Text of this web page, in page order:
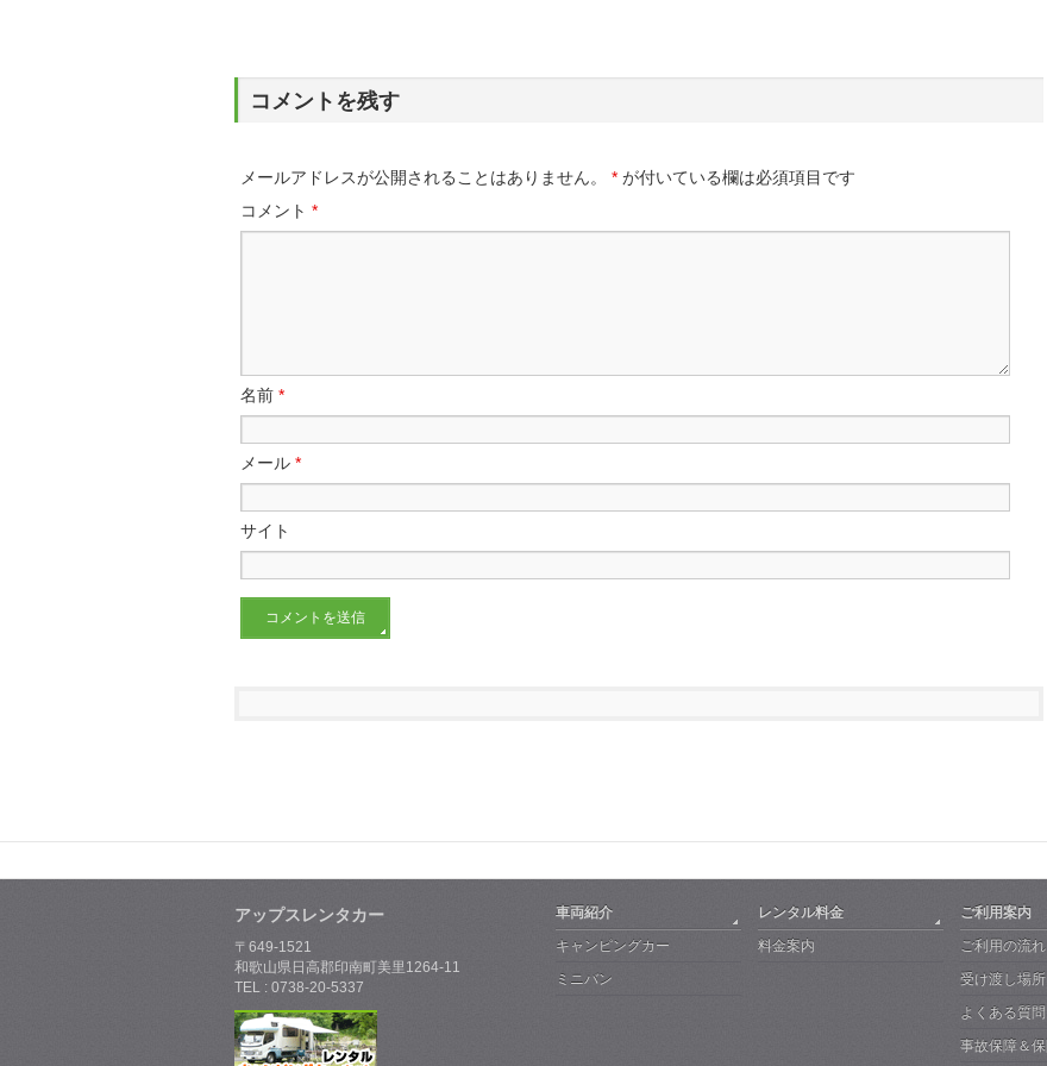
コメントを残す
メールアドレスが公開されることはありません。 * が付いている欄は必須項目です
コメント *
名前 *
メール *
サイト
アップスレンタカー
〒649-1521
和歌山県日高郡印南町美里1264-11
TEL : 0738-20-5337
車両紹介
キャンピングカー
ミニバン
レンタル料金
料金案内
ご利用案内
ご利用の流れ
受け渡し場
よくある質問
事故保障＆